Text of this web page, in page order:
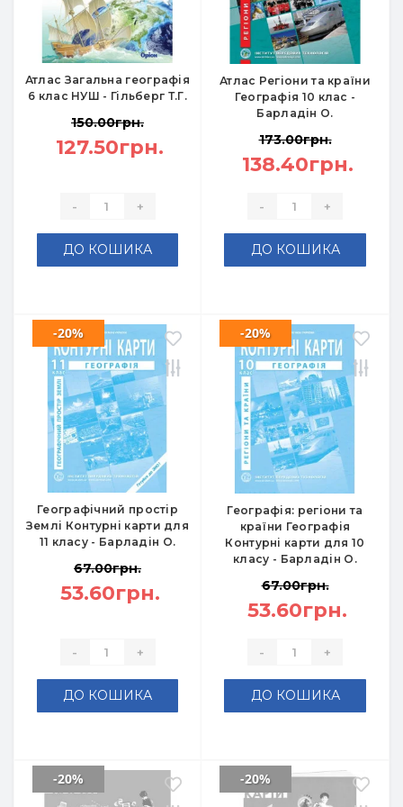
Атлас Загальна географія
6 клас НУШ - Гільберг Т.Г.
150.00грн.
127.50грн.
- +
ДО КОШИКА
Атлас Регіони та країни
Географія 10 клас -
Барладін О.
173.00грн.
138.40грн.
- +
ДО КОШИКА
Географічний простір
Землі Контурні карти для
11 класу - Барладін О.
-20%
67.00грн.
53.60грн.
- +
ДО КОШИКА
Географія: регіони та
країни Географія
Контурні карти для 10
класу - Барладін О.
-20%
67.00грн.
53.60грн.
- +
ДО КОШИКА
-20% -20%